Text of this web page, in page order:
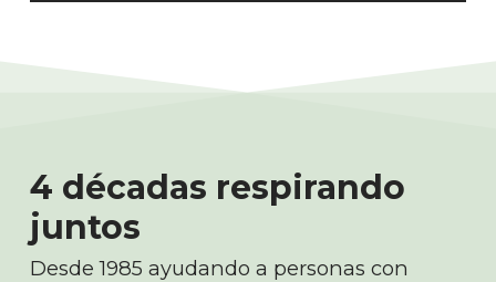
4 décadas respirando
juntos
Desde 1985 ayudando a personas con